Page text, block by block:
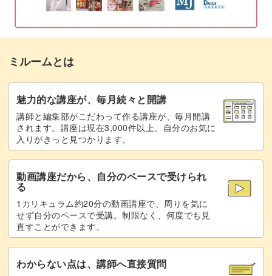
おわりに
ミルームとは
魅力的な講座が、毎月続々と開講
講師と編集部がこだわって作る講座が、毎月開講
されます。講座は現在3,000件以上。自分のお気に
入りがきっと見つかります。
動画講座だから、自分のペースで受けられ
る
1カリキュラム約20分の動画講座で、周りを気に
せず自分のペースで受講。制限なく、何度でも見
直すことができます。
わからない点は、講師へ直接質問